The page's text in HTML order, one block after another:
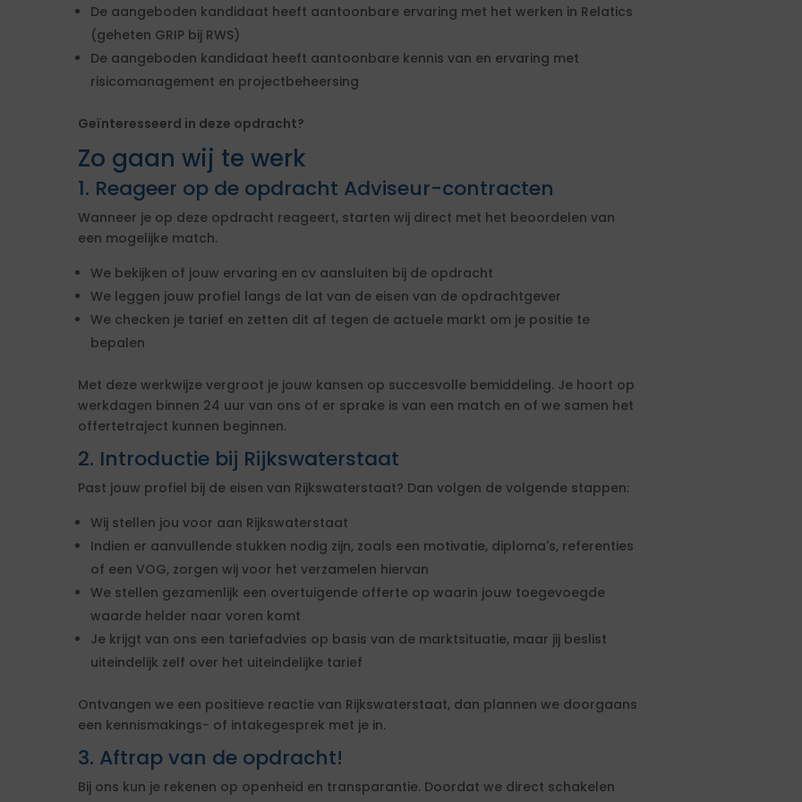
De aangeboden kandidaat heeft aantoonbare ervaring met het werken in Relatics
(geheten GRIP bij RWS)
De aangeboden kandidaat heeft aantoonbare kennis van en ervaring met
risicomanagement en projectbeheersing
Geïnteresseerd in deze opdracht?
Zo gaan wij te werk
1. Reageer op de opdracht Adviseur-contracten
Wanneer je op deze opdracht reageert, starten wij direct met het beoordelen van
een mogelijke match.
We bekijken of jouw ervaring en cv aansluiten bij de opdracht
We leggen jouw profiel langs de lat van de eisen van de opdrachtgever
We checken je tarief en zetten dit af tegen de actuele markt om je positie te
bepalen
Met deze werkwijze vergroot je jouw kansen op succesvolle bemiddeling. Je hoort op
werkdagen binnen 24 uur van ons of er sprake is van een match en of we samen het
offertetraject kunnen beginnen.
2. Introductie bij Rijkswaterstaat
Past jouw profiel bij de eisen van Rijkswaterstaat? Dan volgen de volgende stappen:
Wij stellen jou voor aan Rijkswaterstaat
Indien er aanvullende stukken nodig zijn, zoals een motivatie, diploma's, referenties
of een VOG, zorgen wij voor het verzamelen hiervan
We stellen gezamenlijk een overtuigende offerte op waarin jouw toegevoegde
waarde helder naar voren komt
Je krijgt van ons een tariefadvies op basis van de marktsituatie, maar jij beslist
uiteindelijk zelf over het uiteindelijke tarief
Ontvangen we een positieve reactie van Rijkswaterstaat, dan plannen we doorgaans
een kennismakings- of intakegesprek met je in.
3. Aftrap van de opdracht!
Bij ons kun je rekenen op openheid en transparantie. Doordat we direct schakelen